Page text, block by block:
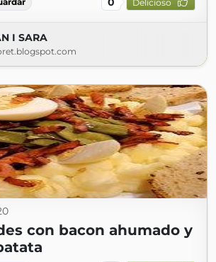
Delicioso
I SARA
con bacon ahumado y